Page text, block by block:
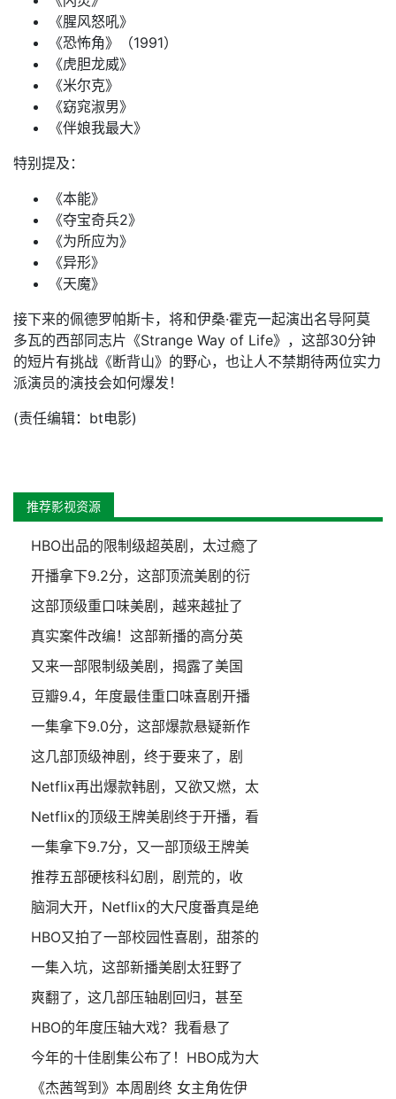
《腥风怒吼》
《恐怖角》（1991）
《虎胆龙威》
《米尔克》
《窈窕淑男》
《伴娘我最大》
特别提及：
《本能》
《夺宝奇兵2》
《为所应为》
《异形》
《天魔》
接下来的佩德罗帕斯卡，将和伊桑·霍克一起演出名导阿莫
多瓦的西部同志片《Strange Way of Life》，这部30分钟
的短片有挑战《断背山》的野心，也让人不禁期待两位实力
派演员的演技会如何爆发！
(责任编辑：bt电影)
推荐影视资源
HBO出品的限制级超英剧，太过瘾了
开播拿下9.2分，这部顶流美剧的衍
这部顶级重口味美剧，越来越扯了
真实案件改编！这部新播的高分英
又来一部限制级美剧，揭露了美国
豆瓣9.4，年度最佳重口味喜剧开播
一集拿下9.0分，这部爆款悬疑新作
这几部顶级神剧，终于要来了，剧
Netflix再出爆款韩剧，又欲又燃，太
Netflix的顶级王牌美剧终于开播，看
一集拿下9.7分，又一部顶级王牌美
推荐五部硬核科幻剧，剧荒的，收
脑洞大开，Netflix的大尺度番真是绝
HBO又拍了一部校园性喜剧，甜茶的
一集入坑，这部新播美剧太狂野了
爽翻了，这几部压轴剧回归，甚至
HBO的年度压轴大戏？我看悬了
今年的十佳剧集公布了！HBO成为大
《杰茜驾到》本周剧终 女主角佐伊